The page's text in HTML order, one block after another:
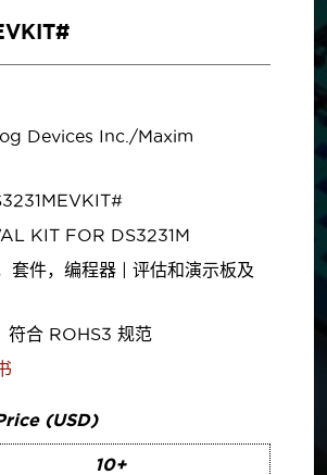
Devices Inc./Maxim
KIT FOR DS3231M
套件，编程器 | 评估和演示板及
符合 ROHS3 规范
(USD)
10+